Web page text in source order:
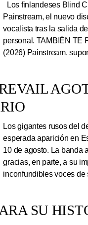
Los finlandeses Blind
Painstream, el nuevo
vocalista tras la salida
personal. TAMBIÉN TE
(2026) Painstream,
Los gigantes rusos del
esperada aparición en
10 de agosto. La banda
gracias, en parte, a su
inconfundibles voces
SU